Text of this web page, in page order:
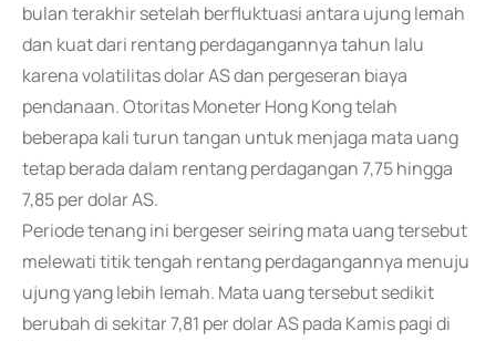
bulan terakhir setelah berfluktuasi antara ujung lemah
dan kuat dari rentang perdagangannya tahun lalu
karena volatilitas dolar AS dan pergeseran biaya
pendanaan. Otoritas Moneter Hong Kong telah
beberapa kali turun tangan untuk menjaga mata uang
tetap berada dalam rentang perdagangan 7,75 hingga
7,85 per dolar AS.
Periode tenang ini bergeser seiring mata uang tersebut
melewati titik tengah rentang perdagangannya menuju
ujung yang lebih lemah. Mata uang tersebut sedikit
berubah di sekitar 7,81 per dolar AS pada Kamis pagi di